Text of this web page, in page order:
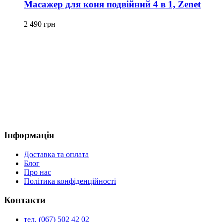
Масажер для коня подвійний 4 в 1, Zenet
2 490 грн
Інформація
Доставка та оплата
Блог
Про нас
Політика конфіденційності
Контакти
тел. (067) 502 42 02